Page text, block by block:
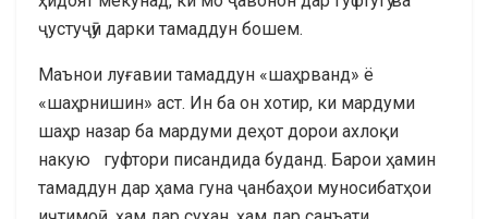
ҷустуҷӯи дарки тамаддун бошем.
Маънои луғавии тамаддун «шаҳрванд» ё
«шаҳрнишин» аст. Ин ба он хотир, ки мардуми
шаҳр назар ба мардуми деҳот дорои ахлоқи
накую гуфтори писандида буданд. Барои ҳамин
тамаддун дар ҳама гуна ҷанбаҳои муносибатҳои